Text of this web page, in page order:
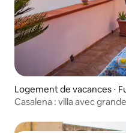
Logement de vacances ⋅
Casalena : villa avec